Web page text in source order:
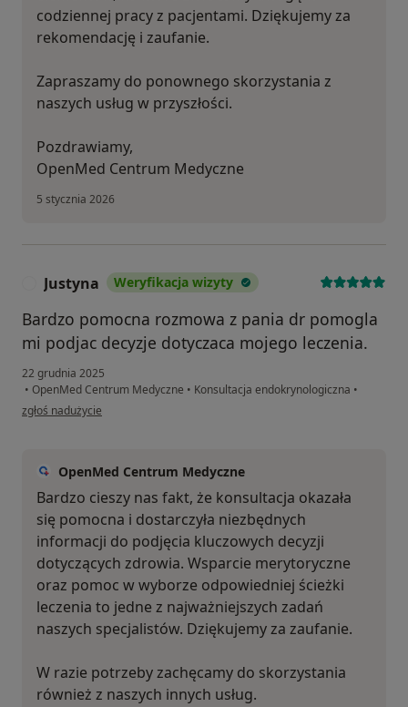
codziennej pracy z pacjentami. Dziękujemy za
rekomendację i zaufanie.
Zapraszamy do ponownego skorzystania z
naszych usług w przyszłości.
Pozdrawiamy,
OpenMed Centrum Medyczne
5 stycznia 2026
Justyna Weryfikacja wizyty
Bardzo pomocna rozmowa z pania dr pomogla
mi podjac decyzje dotyczaca mojego leczenia.
22 grudnia 2025
• OpenMed Centrum Medyczne • Konsultacja endokrynologiczna •
w opinii użytkownika Justyna
zgłoś nadużycie
OpenMed Centrum Medyczne
Bardzo cieszy nas fakt, że konsultacja okazała
się pomocna i dostarczyła niezbędnych
informacji do podjęcia kluczowych decyzji
dotyczących zdrowia. Wsparcie merytoryczne
oraz pomoc w wyborze odpowiedniej ścieżki
leczenia to jedne z najważniejszych zadań
naszych specjalistów. Dziękujemy za zaufanie.
W razie potrzeby zachęcamy do skorzystania
również z naszych innych usług.